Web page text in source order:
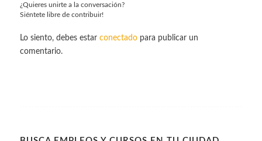
¿Quieres unirte a la conversación?
Siéntete libre de contribuir!
Lo siento, debes estar conectadopara publicar un
comentario.